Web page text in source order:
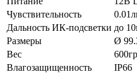
Чувствительность
Дальность ИК-подсветки до
Размеры
Ø
Вес
600гр
Влагозащищенность
IP66